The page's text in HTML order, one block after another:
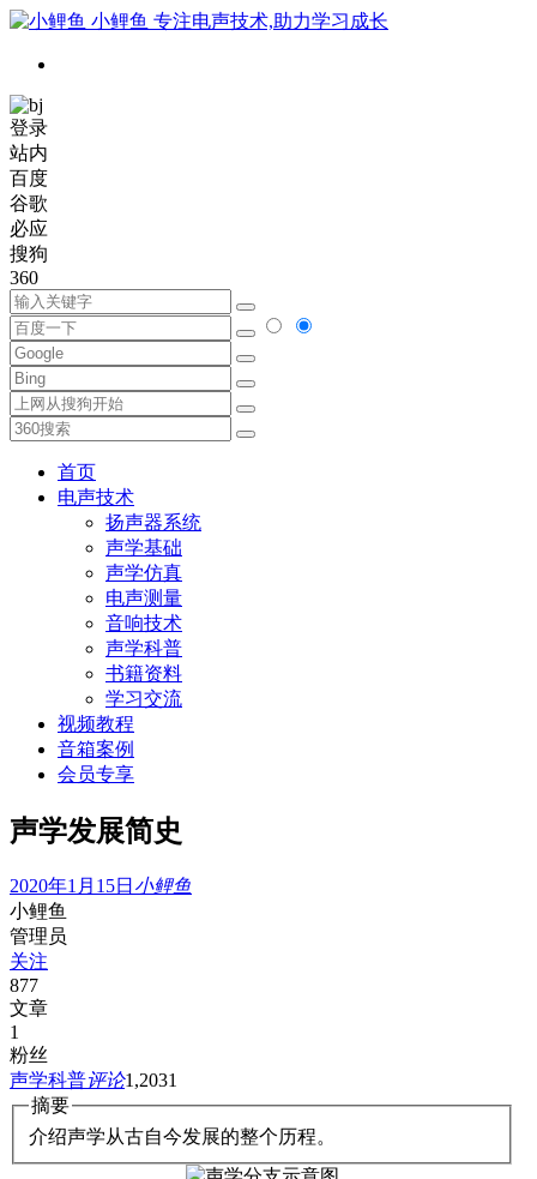
小鲤鱼 专注电声技术,助力学习成长
登录
站内
百度
谷歌
必应
搜狗
360
首页
电声技术
扬声器系统
声学基础
声学仿真
电声测量
音响技术
声学科普
书籍资料
学习交流
视频教程
音箱案例
会员专享
声学发展简史
2020年1月15日 小鲤鱼
小鲤鱼
管理员
关注
877
文章
1
粉丝
声学科普评论1,2031
摘要
介绍声学从古自今发展的整个历程。